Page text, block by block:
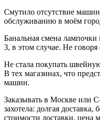
Смутило отсутствие
обслуживанию в моём
Банальная смена
3, в этом случае. Не
Не стала покупать
В тех магазинах, что
машин.
Заказывать в Москве или
захотела: долгая
стоимости доставки, цена